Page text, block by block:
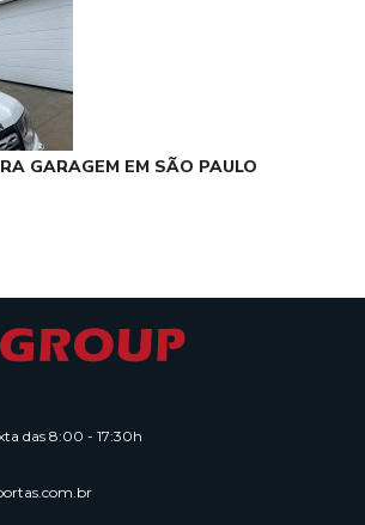
GARAGEM EM SÃO PAULO
das 8:00 - 17:30h